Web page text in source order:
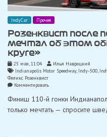
IndyCar Прочее
Розенквист после
мечтал об этом
круге»
25 мая, 11:04
Илья Навроцкий
Indianapolis Motor Speedway, Indy-500,
Феликс Розенквист
Комментироватьon
после
в
Финиш 110-й гонки
только мечтать — спросите